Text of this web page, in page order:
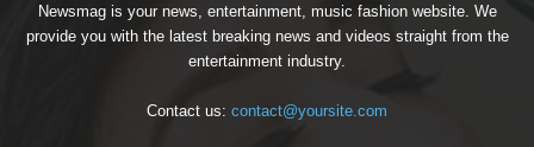
Newsmag is your news, entertainment, music fashion website. We
provide you with the latest breaking news and videos straight from the
entertainment industry.
Contact us: contact@yoursite.com